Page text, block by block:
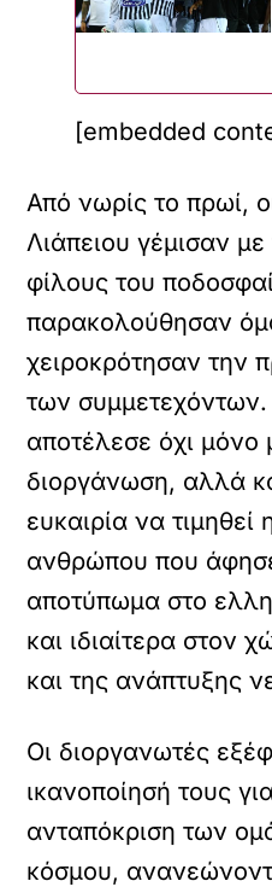
[embedded
Από νωρίς το πρωί,
Λιάπειου γέμισαν με
φίλους του
παρακολούθησαν
χειροκρότησαν την
των
αποτέλεσε όχι μόνο
διοργάνωση, αλλά
ευκαιρία να
ανθρώπου που
αποτύπωμα στο
και ιδιαίτερα στον
και της ανάπτυξης
Οι διοργανωτές
ικανοποίησή τους
ανταπόκριση των
κόσμου,